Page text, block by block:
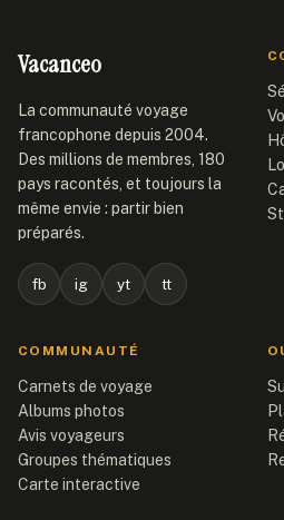
Vacanceo
La communauté voyage
francophone depuis 2004.
Des millions de membres, 180
pays racontés, et toujours la
même envie : partir bien
préparés.
fb ig yt tt
COMMUNAUTÉ
Carnets de voyage
Albums photos
Avis voyageurs
Groupes thématiques
Carte interactive